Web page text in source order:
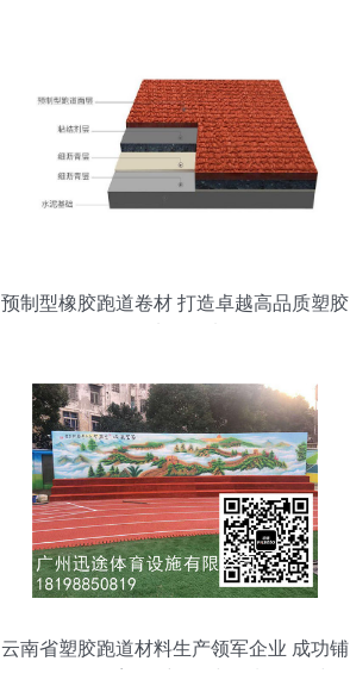
预制型橡胶跑道卷材 打造卓越高品质塑胶
云南省塑胶跑道材料生产领军企业 成功铺